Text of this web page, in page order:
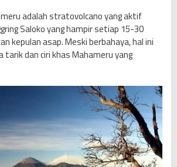
adalah stratovolcano yang aktif
Saloko yang hampir setiap 15-30
kepulan asap. Meski berbahaya, hal ini
tarik dan ciri khas Mahameru yang